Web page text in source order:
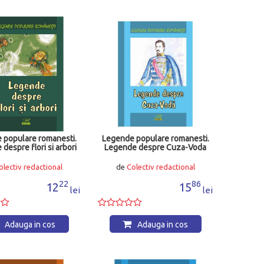
populare romanesti.
despre flori si arbori
redactional
1222
lei
Adauga in cos
Legende populare romanesti.
Legende despre Cuza-Voda
de Colectiv redactional
1586
lei
Adauga in cos